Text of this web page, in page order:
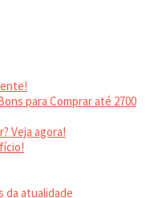
para Comprar até 2700
Veja agora!
da atualidade